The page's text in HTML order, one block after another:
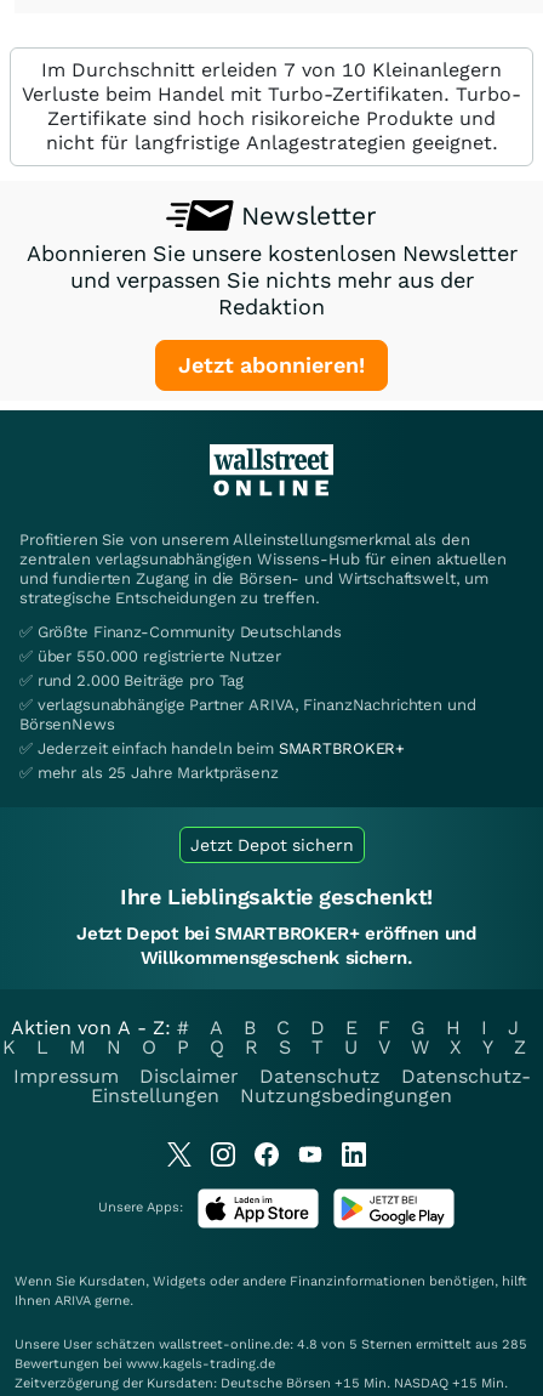
Im Durchschnitt erleiden 7 von 10 Kleinanlegern
Verluste beim Handel mit Turbo-Zertifikaten. Turbo-
Zertifikate sind hoch risikoreiche Produkte und
nicht für langfristige Anlagestrategien geeignet.
Newsletter
Abonnieren Sie unsere kostenlosen Newsletter
und verpassen Sie nichts mehr aus der
Redaktion
Jetzt abonnieren!
Profitieren Sie von unserem Alleinstellungsmerkmal als den
zentralen verlagsunabhängigen Wissens-Hub für einen aktuellen
und fundierten Zugang in die Börsen- und Wirtschaftswelt, um
strategische Entscheidungen zu treffen.
✅ Größte Finanz-Community Deutschlands
✅ über 550.000 registrierte Nutzer
✅ rund 2.000 Beiträge pro Tag
✅ verlagsunabhängige Partner ARIVA, FinanzNachrichten und
BörsenNews
✅ Jederzeit einfach handeln beim SMARTBROKER+
✅ mehr als 25 Jahre Marktpräsenz
Jetzt Depot sichern
Ihre Lieblingsaktie geschenkt!
Jetzt Depot bei SMARTBROKER+ eröffnen und
Willkommensgeschenk sichern.
Aktien von A - Z: # A B C D E F G H I
J
K
L M N O P Q R S T U V W X Y
Z
Impressum
Disclaimer Datenschutz
Datenschutz-
Einstellungen
Nutzungsbedingungen
Unsere Apps:
Wenn Sie Kursdaten, Widgets oder andere Finanzinformationen benötigen, hilft
Ihnen ARIVA gerne.
Unsere User schätzen wallstreet-online.de: 4.8 von 5 Sternen ermittelt aus 285
Bewertungen bei www.kagels-trading.de
Zeitverzögerung der Kursdaten: Deutsche Börsen +15 Min. NASDAQ +15 Min.